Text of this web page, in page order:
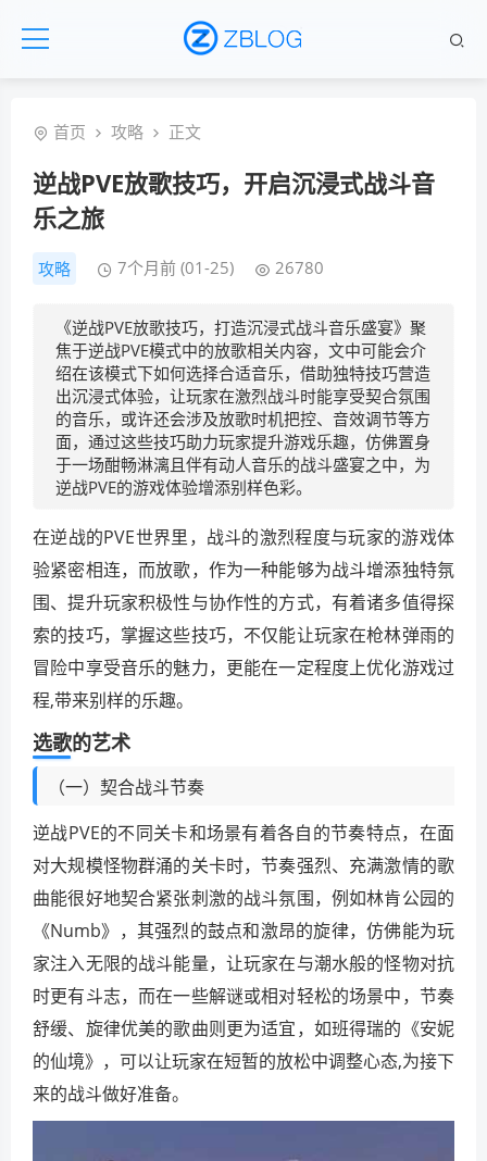
首页 攻略 正文
逆战PVE放歌技巧，开启沉浸式战斗音
乐之旅
攻略 7个月前 (01-25) 26780
《逆战PVE放歌技巧，打造沉浸式战斗音乐盛宴》聚
焦于逆战PVE模式中的放歌相关内容，文中可能会介
绍在该模式下如何选择合适音乐，借助独特技巧营造
出沉浸式体验，让玩家在激烈战斗时能享受契合氛围
的音乐，或许还会涉及放歌时机把控、音效调节等方
面，通过这些技巧助力玩家提升游戏乐趣，仿佛置身
于一场酣畅淋漓且伴有动人音乐的战斗盛宴之中，为
逆战PVE的游戏体验增添别样色彩。
在逆战的PVE世界里，战斗的激烈程度与玩家的游戏体
验紧密相连，而放歌，作为一种能够为战斗增添独特氛
围、提升玩家积极性与协作性的方式，有着诸多值得探
索的技巧，掌握这些技巧，不仅能让玩家在枪林弹雨的
冒险中享受音乐的魅力，更能在一定程度上优化游戏过
程,带来别样的乐趣。
选歌的艺术
（一）契合战斗节奏
逆战PVE的不同关卡和场景有着各自的节奏特点，在面
对大规模怪物群涌的关卡时，节奏强烈、充满激情的歌
曲能很好地契合紧张刺激的战斗氛围，例如林肯公园的
《Numb》，其强烈的鼓点和激昂的旋律，仿佛能为玩
家注入无限的战斗能量，让玩家在与潮水般的怪物对抗
时更有斗志，而在一些解谜或相对轻松的场景中，节奏
舒缓、旋律优美的歌曲则更为适宜，如班得瑞的《安妮
的仙境》，可以让玩家在短暂的放松中调整心态,为接下
来的战斗做好准备。